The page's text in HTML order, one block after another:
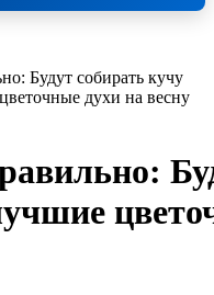
Будут собирать кучу
духи на весну